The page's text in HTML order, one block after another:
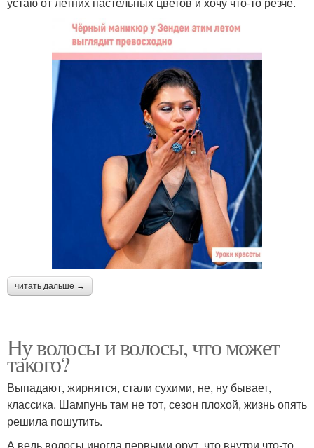
читать дальше →
Ну волосы и волосы, что может
такого?
Выпадают, жирнятся, стали сухими, не, ну бывает,
классика. Шампунь там не тот, сезон плохой, жизнь опять
решила пошутить.
А ведь волосы иногда первыми орут, что внутри что-то